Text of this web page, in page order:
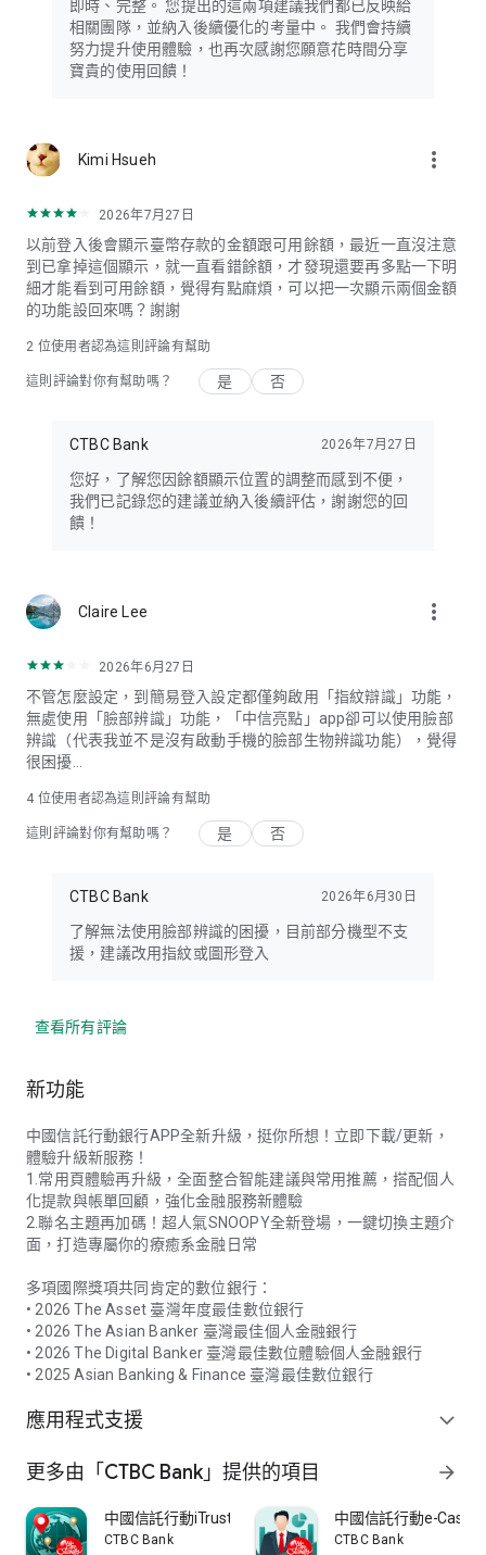
即時、完整。 您提出的這兩項建議我們都已反映給
相關團隊，並納入後續優化的考量中。 我們會持續
努力提升使用體驗，也再次感謝您願意花時間分享
寶貴的使用回饋！
Kimi Hsueh more_vert
2026年7月27日
以前登入後會顯示臺幣存款的金額跟可用餘額，最近一直沒注意
到已拿掉這個顯示，就一直看錯餘額，才發現還要再多點一下明
細才能看到可用餘額，覺得有點麻煩，可以把一次顯示兩個金額
的功能設回來嗎？謝謝
2 位使用者認為這則評論有幫助
這則評論對你有幫助嗎？ 是 否
CTBC Bank 2026年7月27日
您好，了解您因餘額顯示位置的調整而感到不便，
我們已記錄您的建議並納入後續評估，謝謝您的回
饋！
Claire Lee more_vert
2026年6月27日
不管怎麼設定，到簡易登入設定都僅夠啟用「指紋辯識」功能，
無處使用「臉部辨識」功能，「中信亮點」app卻可以使用臉部
辨識（代表我並不是沒有啟動手機的臉部生物辨識功能），覺得
很困擾...
4 位使用者認為這則評論有幫助
這則評論對你有幫助嗎？ 是 否
CTBC Bank 2026年6月30日
了解無法使用臉部辨識的困擾，目前部分機型不支
援，建議改用指紋或圖形登入
查看所有評論
新功能
中國信託行動銀行APP全新升級，挺你所想！立即下載/更新，
體驗升級新服務！
1.常用頁體驗再升級，全面整合智能建議與常用推薦，搭配個人
化提款與帳單回顧，強化金融服務新體驗
2.聯名主題再加碼！超人氣SNOOPY全新登場，一鍵切換主題介
面，打造專屬你的療癒系金融日常
多項國際獎項共同肯定的數位銀行：
• 2026 The Asset 臺灣年度最佳數位銀行
• 2026 The Asian Banker 臺灣最佳個人金融銀行
• 2026 The Digital Banker 臺灣最佳數位體驗個人金融銀行
• 2025 Asian Banking & Finance 臺灣最佳數位銀行
應用程式支援 expand_more
更多由「CTBC Bank」提供的項目 arrow_forward
中國信託行動iTrust
CTBC Bank
中國信託行動e-Cash
CTBC Bank